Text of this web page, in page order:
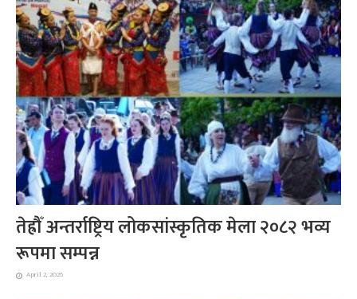
तेह्रौँ अन्तर्राष्ट्रिय लोकसांस्कृतिक मेला २०८२ भव्य
रूपमा सम्पन्न
April 2, 2026